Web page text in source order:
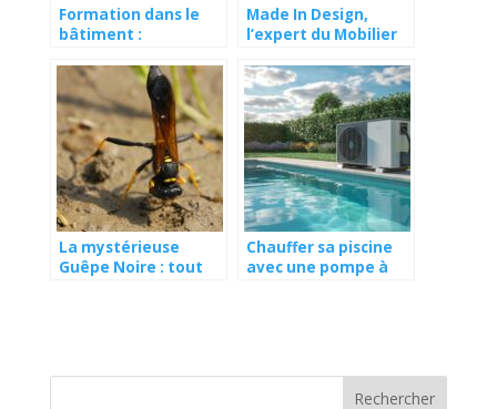
Formation dans le
bâtiment :
distance
Made In Design,
l’expert du Mobilier
La mystérieuse
Guêpe Noire : tout
Chauffer sa piscine
avec une pompe à